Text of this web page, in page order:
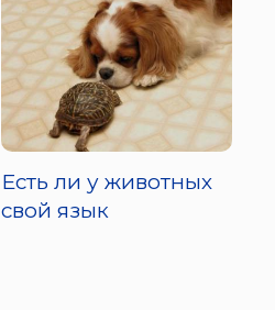
Есть ли у животных
свой язык